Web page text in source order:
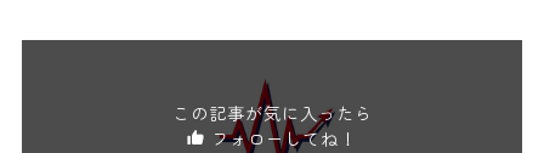
この記事が気に入ったら
フォローしてね！